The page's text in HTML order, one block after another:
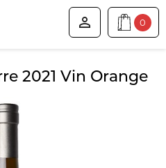
0

2021 Vin Orange